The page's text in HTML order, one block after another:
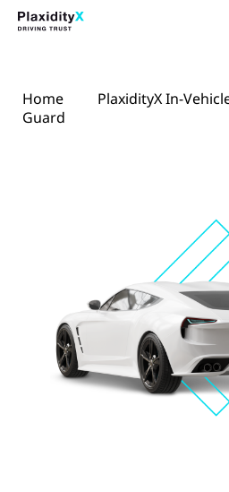
Home
PlaxidityX In-
Guard